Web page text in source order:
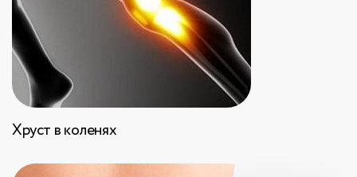
Хруст в коленях